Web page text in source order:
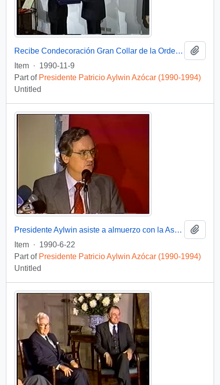
Recibe Condecoración Gran Collar de la Orden de Malta : vídeo
Item · 1990-11-9
Part of Presidente Patricio Aylwin Azócar (1990-1994)
Untitled
Presidente Aylwin asiste a almuerzo con la Asociación de Exportadores : video
Item · 1990-6-22
Part of Presidente Patricio Aylwin Azócar (1990-1994)
Untitled